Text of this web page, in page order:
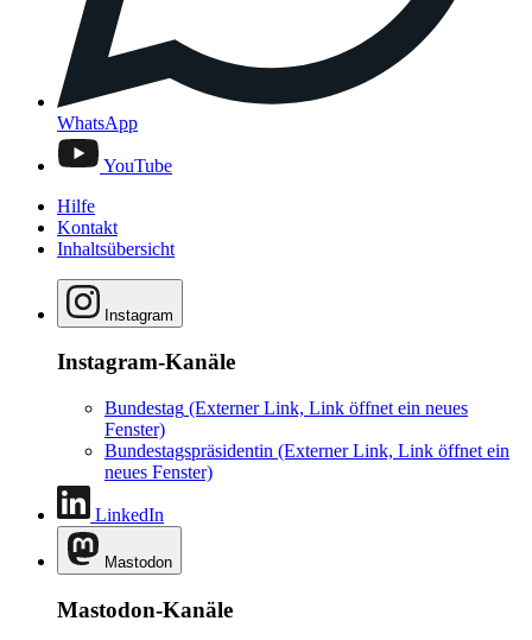
WhatsApp
YouTube
Hilfe
Kontakt
Inhaltsübersicht
Instagram
Instagram-Kanäle
Bundestag (Externer Link, Link öffnet ein neues
Fenster)
Bundestagspräsidentin (Externer Link, Link öffnet ein
neues Fenster)
LinkedIn
Mastodon
Mastodon-Kanäle